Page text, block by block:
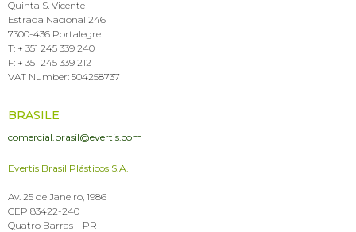
Quinta S. Vicente
Estrada Nacional 246
7300-436 Portalegre
T: + 351 245 339 240
F: + 351 245 339 212
VAT Number: 504258737
BRASILE
comercial.brasil@evertis.com
Evertis Brasil Plásticos S.A.
Av. 25 de Janeiro, 1986
CEP 83422-240
Quatro Barras – PR